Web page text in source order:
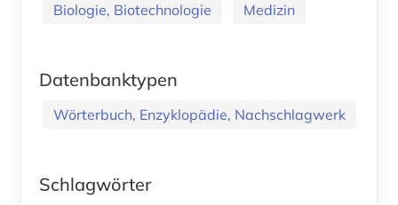
Biologie, Biotechnologie Medizin
Datenbanktypen
Wörterbuch, Enzyklopädie, Nachschlagwerk
Schlagwörter